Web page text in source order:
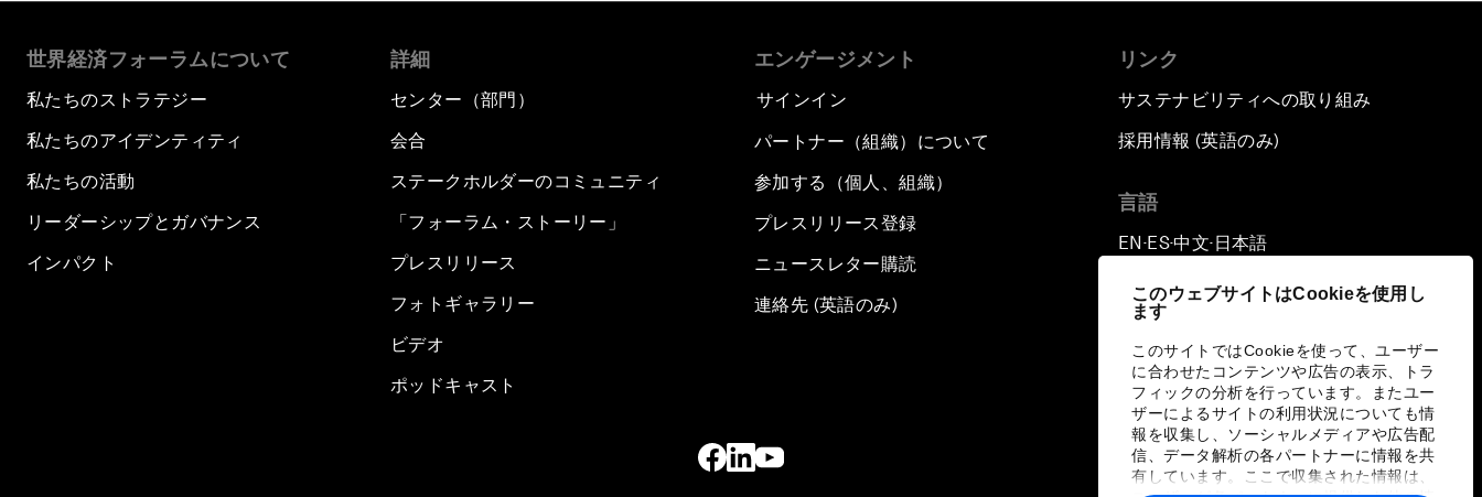
このウェブサイトはCookieを使用し
ます
このサイトではCookieを使って、ユーザー
に合わせたコンテンツや広告の表示、トラ
フィックの分析を行っています。またユー
ザーによるサイトの利用状況についても情
報を収集し、ソーシャルメディアや広告配
信、データ解析の各パートナーに情報を共
有しています。ここで収集された情報は、
世界経済フォーラムについて
私たちのストラテジー
私たちのアイデンティティ
私たちの活動
リーダーシップとガバナンス
インパクト
詳細
センター（部門）
会合
ステークホルダーのコミュニティ
「フォーラム・ストーリー」
プレスリリース
フォトギャラリー
ビデオ
ポッドキャスト
エンゲージメント
サインイン
パートナー（組織）について
参加する（個人、組織）
プレスリリース登録
ニュースレター購読
連絡先 (英語のみ)
リンク
サステナビリティへの取り組み
採用情報 (英語のみ)
言語
EN ▪ ES▪中文▪ 日本語